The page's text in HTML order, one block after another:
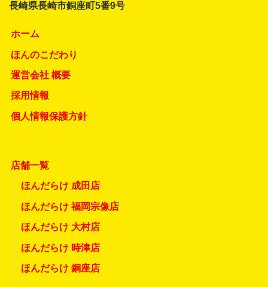
長崎県長崎市銅座町5番9号
ホーム
ほんのこだわり
運営会社 概要
採用情報
個人情報保護方針
店舗一覧
ほんだらけ 成田店
ほんだらけ 福岡宗像店
ほんだらけ 大村店
ほんだらけ 時津店
ほんだらけ 銅座店